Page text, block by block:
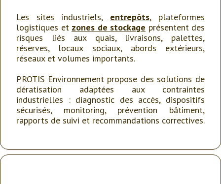
Les sites industriels, entrepôts, plateformes
logistiques et zones de stockage présentent des
risques liés aux quais, livraisons, palettes,
réserves, locaux sociaux, abords extérieurs,
réseaux et volumes importants.
PROTIS Environnement propose des solutions de
dératisation adaptées aux contraintes
industrielles : diagnostic des accès, dispositifs
sécurisés, monitoring, prévention bâtiment,
rapports de suivi et recommandations correctives.